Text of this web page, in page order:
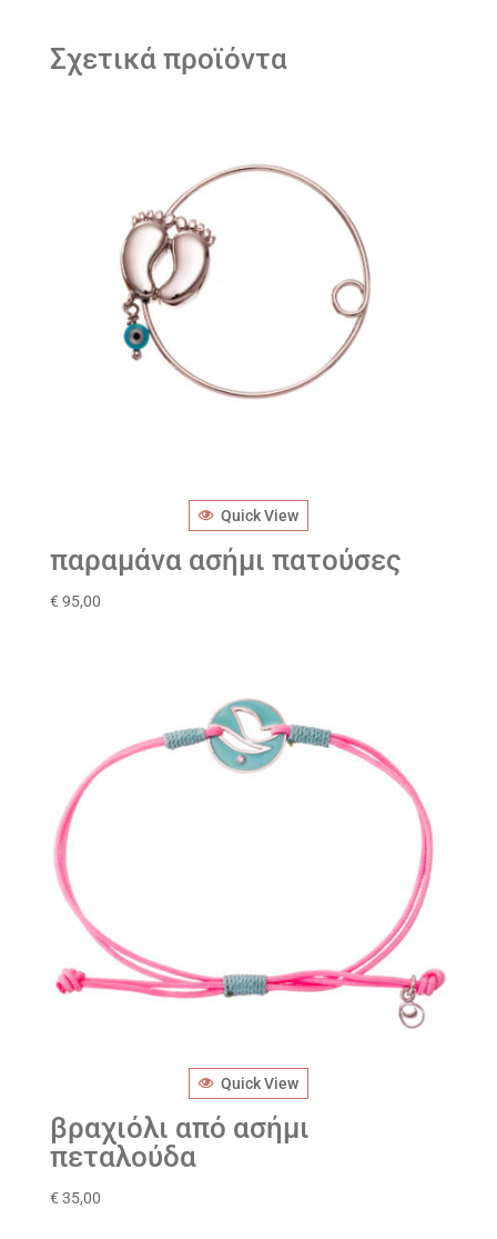
Σχετικά προϊόντα
Quick View
παραμάνα ασήμι πατούσες
€ 95,00
Quick View
βραχιόλι από ασήμι
πεταλούδα
€ 35,00